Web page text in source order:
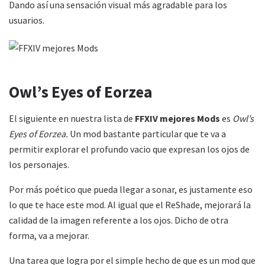
Dando así una sensación visual más agradable para los
usuarios.
Owl’s Eyes of Eorzea
El siguiente en nuestra lista de FFXIV mejores Mods es Owl’s
Eyes of Eorzea. Un mod bastante particular que te va a
permitir explorar el profundo vacio que expresan los ojos de
los personajes.
Por más poético que pueda llegar a sonar, es justamente eso
lo que te hace este mod. Al igual que el ReShade, mejorará la
calidad de la imagen referente a los ojos. Dicho de otra
forma, va a mejorar.
Una tarea que logra por el simple hecho de que es un mod que